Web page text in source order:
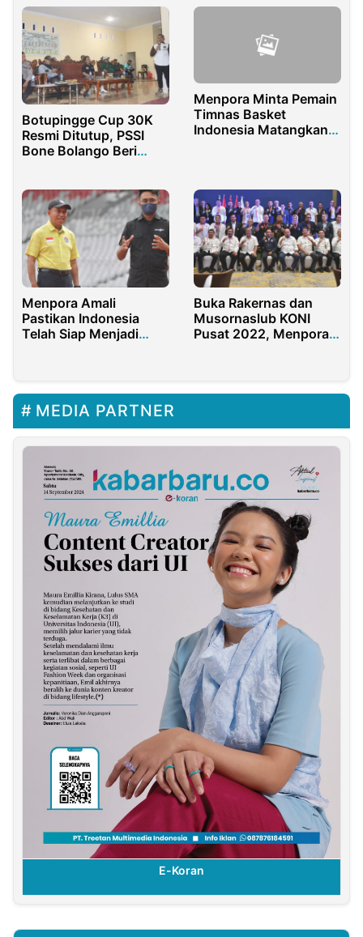
Botupingge Cup 30K
Resmi Ditutup, PSSI
Bone Bolango Beri
Menpora Minta Pemain
Timnas Basket
Indonesia Matangkan
Menpora Amali
Pastikan Indonesia
Telah Siap Menjadi
Buka Rakernas dan
Musornaslub KONI
Pusat 2022, Menpora
MEDIA PARTNER
E-Koran